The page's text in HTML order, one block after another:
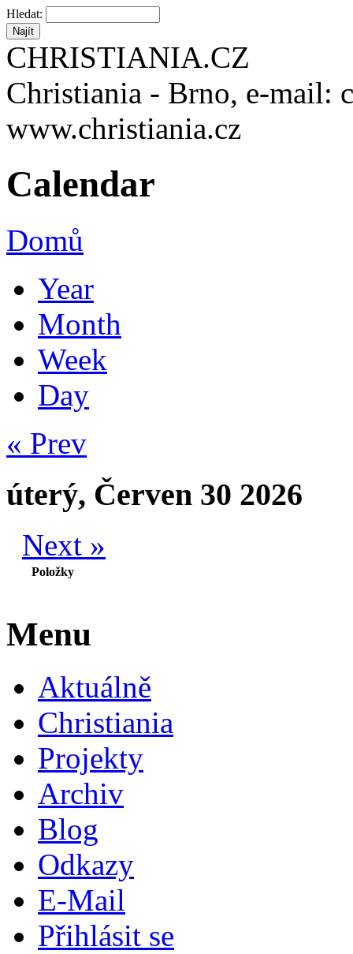
Hledat:
CHRISTIANIA.CZ
Christiania - Brno, e-mail:
www.christiania.cz
Calendar
Domů
Year
Month
Week
Day
« Prev
úterý, Červen 30 2026
Next »
Položky
Menu
Aktuálně
Christiania
Projekty
Archiv
Blog
Odkazy
E-Mail
Přihlásit se